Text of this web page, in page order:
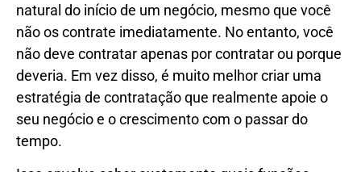
natural do início de um negócio, mesmo que você
não os contrate imediatamente. No entanto, você
não deve contratar apenas por contratar ou porque
deveria. Em vez disso, é muito melhor criar uma
estratégia de contratação que realmente apoie o
seu negócio e o crescimento com o passar do
tempo.